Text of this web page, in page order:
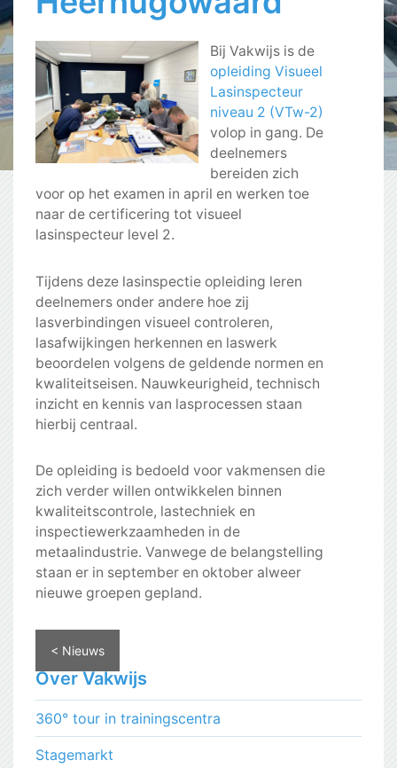
Bij Vakwijs is de
opleiding Visueel
Lasinspecteur
niveau 2 (VTw-2)
volop in gang. De
deelnemers
bereiden zich
voor op het examen in april en werken toe
naar de certificering tot visueel
lasinspecteur level 2.
Tijdens deze lasinspectie opleiding leren
deelnemers onder andere hoe zij
lasverbindingen visueel controleren,
lasafwijkingen herkennen en laswerk
beoordelen volgens de geldende normen en
kwaliteitseisen. Nauwkeurigheid, technisch
inzicht en kennis van lasprocessen staan
hierbij centraal.
De opleiding is bedoeld voor vakmensen die
zich verder willen ontwikkelen binnen
kwaliteitscontrole, lastechniek en
inspectiewerkzaamheden in de
metaalindustrie. Vanwege de belangstelling
staan er in september en oktober alweer
nieuwe groepen gepland.
< Nieuws
Over Vakwijs
360° tour in trainingscentra
Stagemarkt